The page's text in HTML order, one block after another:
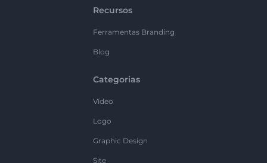
Recursos
Ferramentas Branding
Blog
Categorias
Vídeo
Logo
Graphic Design
Site